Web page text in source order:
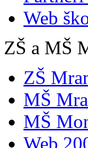
Web
ZŠ a MŠ
ZŠ
MŠ
MŠ
Web